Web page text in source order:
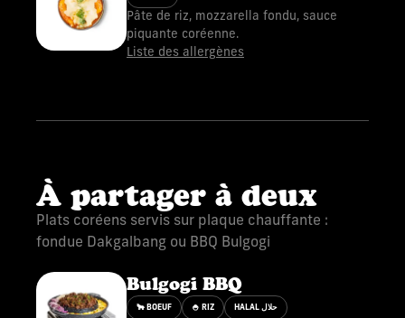
Pâte de riz, mozzarella fondu, sauce
piquante coréenne.
Liste des allergènes
À partager à deux
Plats coréens servis sur plaque chauffante :
fondue Dakgalbang ou BBQ Bulgogi
Bulgogi BBQ
🐂 BOEUF 🍚 RIZ HALAL حلال